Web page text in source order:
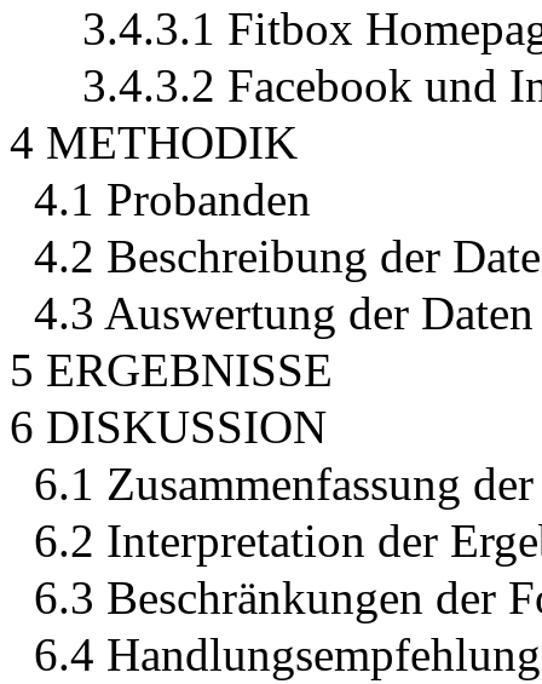
3.4.3.1 Fitbox
3.4.3.2 Facebook und
4 METHODIK
4.1 Probanden
4.2 Beschreibung der
4.3 Auswertung der Daten
5 ERGEBNISSE
6 DISKUSSION
6.1 Zusammenfassung
6.2 Interpretation der
6.3 Beschränkungen der
6.4